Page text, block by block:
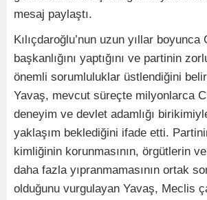
mesaj paylaştı.
Kılıçdaroğlu’nun uzun yıllar boyunca
başkanlığını yaptığını ve partinin
önemli sorumluluklar üstlendiğini
Yavaş, mevcut süreçte milyonlarca
deneyim ve devlet adamlığı
yaklaşım beklediğini ifade etti.
kimliğinin korunmasının, örgütlerin
daha fazla yıpranmamasının ortak
olduğunu vurgulayan Yavaş, Meclis